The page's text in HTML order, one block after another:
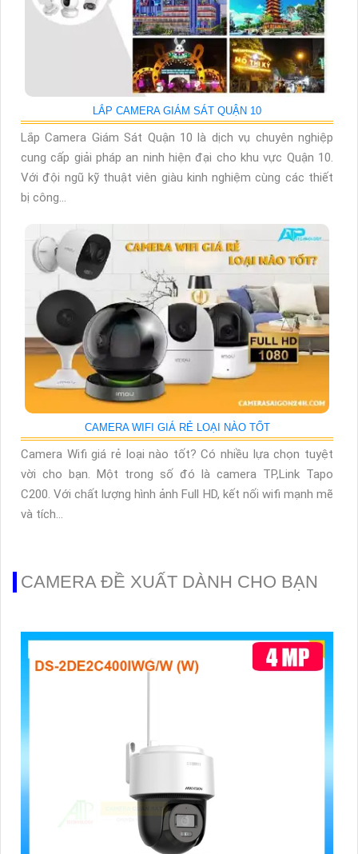
LẮP CAMERA GIÁM SÁT QUẬN 10
Lắp Camera Giám Sát Quận 10 là dịch vụ chuyên nghiệp
cung cấp giải pháp an ninh hiện đại cho khu vực Quận 10.
Với đội ngũ kỹ thuật viên giàu kinh nghiệm cùng các thiết
bị công...
CAMERA WIFI GIÁ RẺ LOẠI NÀO TỐT
Camera Wifi giá rẻ loại nào tốt? Có nhiều lựa chọn tuyệt
vời cho bạn. Một trong số đó là camera TP,Link Tapo
C200. Với chất lượng hình ảnh Full HD, kết nối wifi mạnh mẽ
và tích...
CAMERA ĐỀ XUẤT DÀNH CHO BẠN